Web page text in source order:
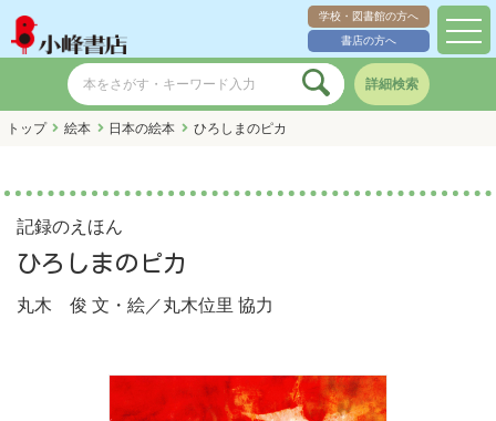
学校・図書館の方へ
書店の方へ
詳細検索
トップ 絵本 日本の絵本 ひろしまのピカ
記録のえほん
ひろしまのピカ
丸木 俊 文・絵／丸木位里 協力